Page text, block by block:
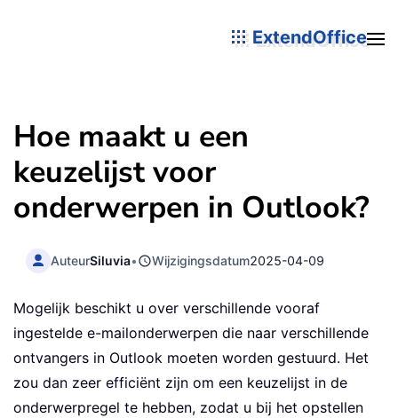
ExtendOffice
Hoe maakt u een
keuzelijst voor
onderwerpen in Outlook?
AuteurSiluvia• Wijzigingsdatum2025-04-09
Mogelijk beschikt u over verschillende vooraf
ingestelde e-mailonderwerpen die naar verschillende
ontvangers in Outlook moeten worden gestuurd. Het
zou dan zeer efficiënt zijn om een keuzelijst in de
onderwerpregel te hebben, zodat u bij het opstellen